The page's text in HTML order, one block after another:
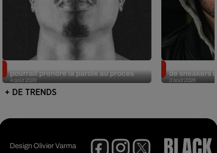
4 août 2026
pourrait prendre la parole au procès
3 août 2026
de sneakers
+ DE TRENDS
DesignOlivier Varma